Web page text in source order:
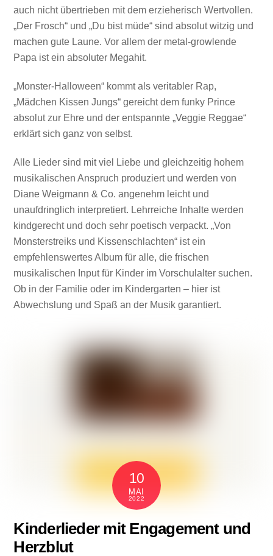
auch nicht übertrieben mit dem erzieherisch Wertvollen.
„Der Frosch“ und „Du bist müde“ sind absolut witzig und
machen gute Laune. Vor allem der metal-growlende
Papa ist ein absoluter Megahit.
„Monster-Halloween“ kommt als veritabler Rap,
„Mädchen Kissen Jungs“ gereicht dem funky Prince
absolut zur Ehre und der entspannte „Veggie Reggae“
erklärt sich ganz von selbst.
Alle Lieder sind mit viel Liebe und gleichzeitig hohem
musikalischen Anspruch produziert und werden von
Diane Weigmann & Co. angenehm leicht und
unaufdringlich interpretiert. Lehrreiche Inhalte werden
kindgerecht und doch sehr poetisch verpackt. „Von
Monsterstreiks und Kissenschlachten“ ist ein
empfehlenswertes Album für alle, die frischen
musikalischen Input für Kinder im Vorschulalter suchen.
Ob in der Familie oder im Kindergarten – hier ist
Abwechslung und Spaß an der Musik garantiert.
10
MAI
2022
Kinderlieder mit Engagement und
Herzblut